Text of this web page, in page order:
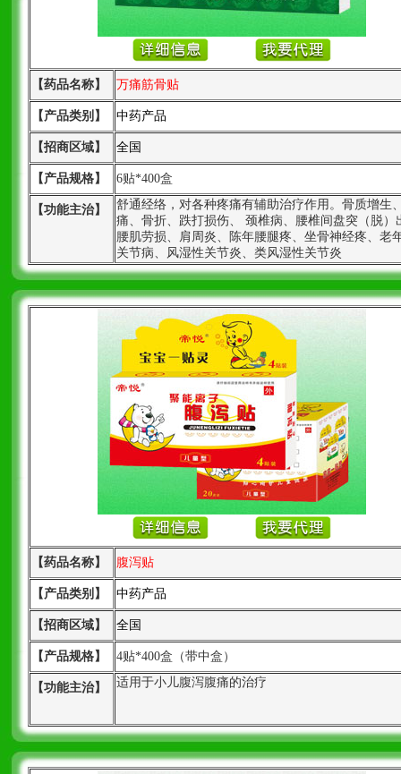
【药品名称】 万痛筋骨贴
【产品类别】 中药产品
【招商区域】 全国
【产品规格】 6贴*400盒
【功能主治】
舒通经络，对各种疼痛有辅助治疗作用。骨质增生
痛、骨折、跌打损伤、 颈椎病、腰椎间盘突（脱）
腰肌劳损、肩周炎、陈年腰腿疼、坐骨神经疼、老
关节病、风湿性关节炎、类风湿性关节炎
【药品名称】 腹泻贴
【产品类别】 中药产品
【招商区域】 全国
【产品规格】 4贴*400盒（带中盒）
【功能主治】 适用于小儿腹泻腹痛的治疗